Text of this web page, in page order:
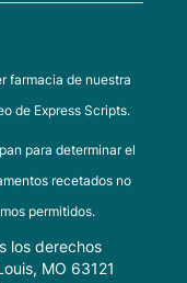
farmacia de nuestra
de Express Scripts.
para determinar el
recetados no
permitidos.
los derechos
MO 63121